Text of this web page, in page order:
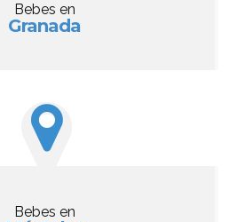
Bebes en
Granada
Bebes en